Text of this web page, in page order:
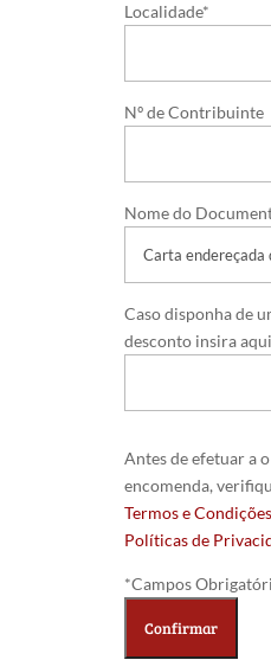
Localidade*
Nº de Contribuinte
Nome do
Caso disponha de
desconto insira
Antes de efetuar a
encomenda,
Termos e Condições
Políticas de
*Campos